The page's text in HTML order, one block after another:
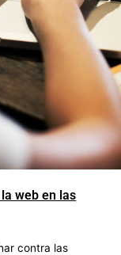
web en las